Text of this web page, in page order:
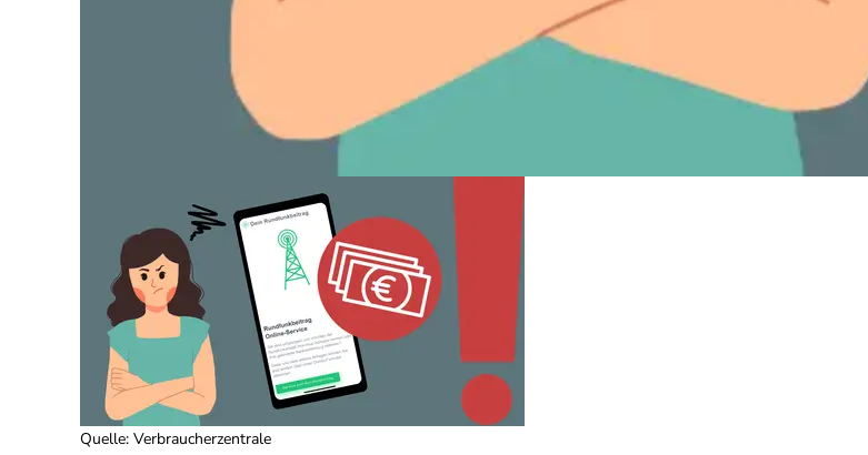
Quelle: Verbraucherzentrale